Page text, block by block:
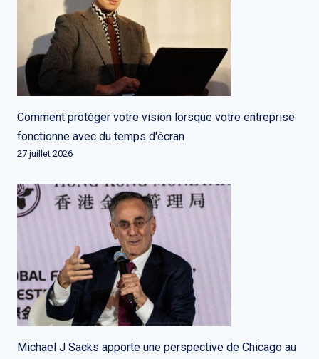
Comment protéger votre vision lorsque votre entreprise
fonctionne avec du temps d'écran
27 juillet 2026
Michael J Sacks apporte une perspective de Chicago au